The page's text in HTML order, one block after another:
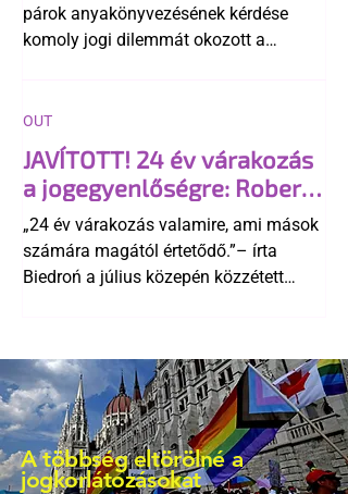
párok anyakönyvezésének kérdése
komoly jogi dilemmát okozott a
egyértelműen tiltja a házasságuk
elismerését. Közben az ellenzéken belül
is vita robbant ki arról, hogy vissza
kellene-e vonni a kormány konzervatív
alkotmánymódosítását
JAVÍTOTT! 24 év várakozás
a jogegyenlőségre: Robert
Biedroń megindító üzenete
a lengyel bejegyzett
élettársi kapcsolatokért
„24 év várakozás valamire, ami mások
számára magától értetődő.”– írta
Biedroń a július közepén közzétett
OUT
A többség eltörölné a
jogkorlátozásokat